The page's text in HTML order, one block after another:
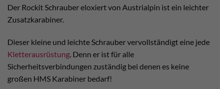
Der Rockit Schrauber eloxiert von Austrialpin ist ein leichter
Zusatzkarabiner.
Dieser kleine und leichte Schrauber vervollständigt eine jede
Kletterausrüstung. Denn er ist für alle
Sicherheitsverbindungen zuständig bei denen es keine
großen HMS Karabiner bedarf!